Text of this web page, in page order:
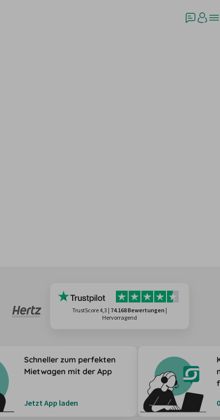
TrustScore 4,3 | 74.168 Bewertungen |
Hervorragend
Schneller zum perfekten
Mietwagen mit der App
Jetzt App laden